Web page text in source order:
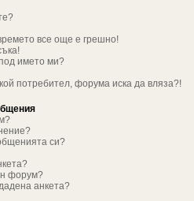
все още е грешно!
името ми?
потребител, форума иска да вляза?!
си?
форум?
анкета?